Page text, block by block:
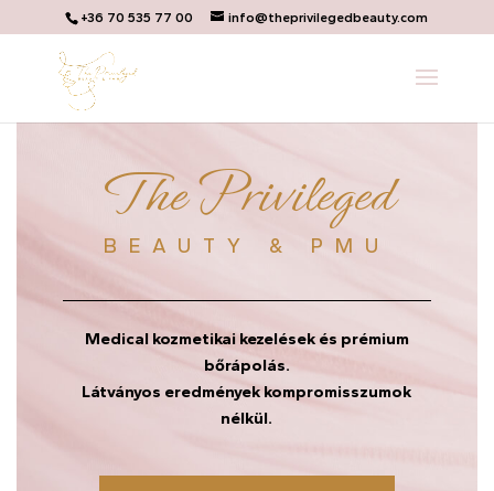
+36 70 535 77 00 info@theprivilegedbeauty.com
The Privileged
BEAUTY & PMU
Medical kozmetikai kezelések és prémium
bőrápolás.
Látványos eredmények kompromisszumok
nélkül.